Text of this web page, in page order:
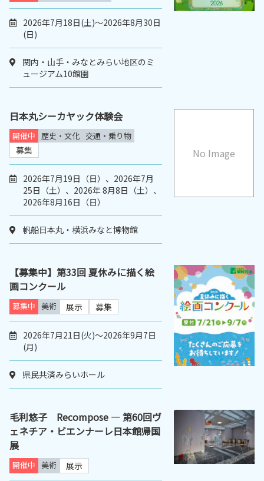
2026年7月18日(土)～2026年8月30日
(日)
関内・山手・みなとみらい地区のミ
ュージアム10館園
No Image
日本丸シーカヤック体験会
開催中 歴史・文化 交通・乗り物
募集
2026年7月19日（日）、2026年7月
25日（土）、2026年 8月8日（土）、
2026年8月16日（日）
帆船日本丸・横浜みなと博物館
【募集中】第33回 夏休みに描く絵
画コンクール
募集中 美術 展示 募集
2026年7月21日(火)～2026年9月7日
(月)
県民共済みらいホール
毛利悠子 Recompose ― 第60回ヴ
ェネチア・ビエンナーレ日本館帰国
展
開催中 美術 展示